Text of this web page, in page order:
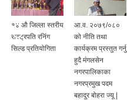
१४ औ जिल्ला स्तरीय
रास्ट्रपति रनिंग
सिल्ड प्रतियोगिता
आ.व. २०७९/०८०
को नीति तथा
कार्यक्रम प्रस्तुत गर्नु
हुदै मंगलसेन
नगरपालिकाका
नगरप्रमुख पदम
बहादुर बोहरा ज्यू |